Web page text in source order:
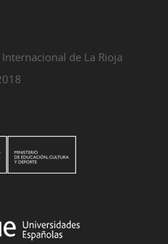
de La Rioja